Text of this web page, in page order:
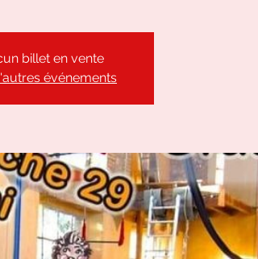
billet en vente
événements